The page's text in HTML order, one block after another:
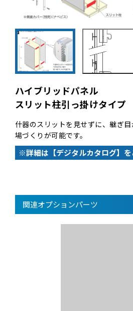
ハイブリッドパネル
スリット柱引っ掛けタイプ
什器のスリットを見せずに、継ぎ
場づくりが可能です。
※詳細は【デジタルカタログ】を
関連オプションパーツ